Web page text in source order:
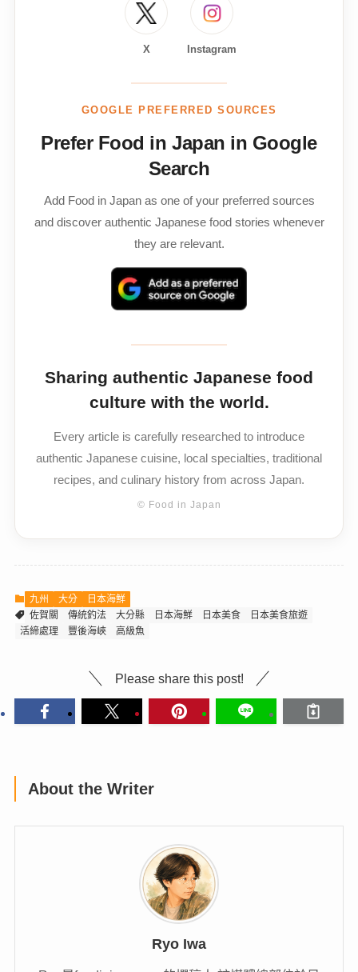
X Instagram
GOOGLE PREFERRED SOURCES
Prefer Food in Japan in Google
Search
Add Food in Japan as one of your preferred sources
and discover authentic Japanese food stories whenever
they are relevant.
Sharing authentic Japanese food
culture with the world.
Every article is carefully researched to introduce
authentic Japanese cuisine, local specialties, traditional
recipes, and culinary history from across Japan.
© Food in Japan
九州 大分
日本海鮮
佐賀關
傳統釣法 大分縣 日本海鮮 日本美食
日本美食旅遊
活締處理
豐後海峽 高級魚
Please share this post!
About the Writer
Ryo Iwa